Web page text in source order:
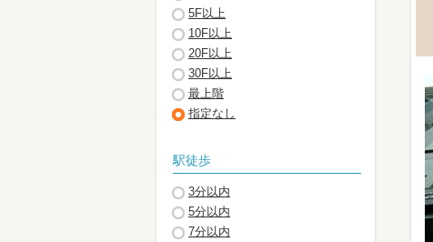
5F以上
10F以上
20F以上
30F以上
最上階
指定なし
駅徒歩
3分以内
5分以内
7分以内